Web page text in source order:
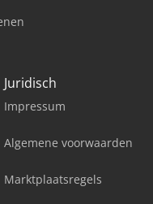
Juridisch
Impressum
Algemene voorwaarden
Marktplaatsregels